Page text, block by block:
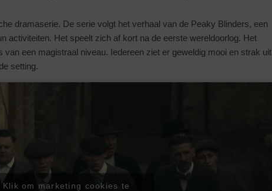
dramaserie. De serie volgt het verhaal van de Peaky Blinders, een
activiteiten. Het speelt zich af kort na de eerste wereldoorlog. Het
van een magistraal niveau. Iedereen ziet er geweldig mooi en strak uit
setting.
Klik om marketing cookies te